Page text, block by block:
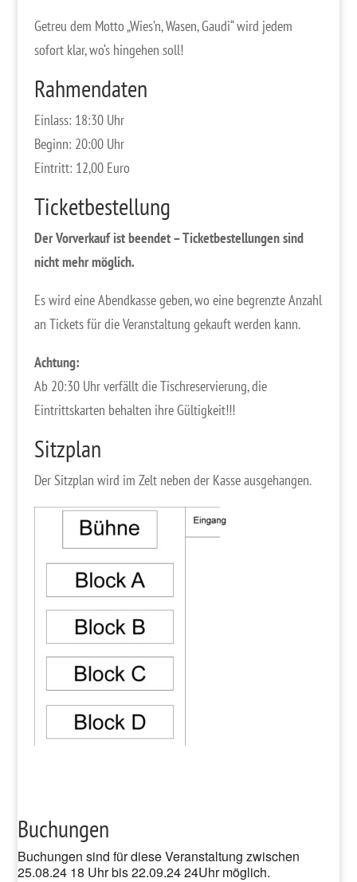
Getreu dem Motto „Wies’n, Wasen, Gaudi“ wird jedem
sofort klar, wo‘s hingehen soll!
Rahmendaten
Einlass: 18:30 Uhr
Beginn: 20:00 Uhr
Eintritt: 12,00 Euro
Ticketbestellung
Der Vorverkauf ist beendet – Ticketbestellungen sind
nicht mehr möglich.
Es wird eine Abendkasse geben, wo eine begrenzte Anzahl
an Tickets für die Veranstaltung gekauft werden kann.
Achtung:
Ab 20:30 Uhr verfällt die Tischreservierung, die
Eintrittskarten behalten ihre Gültigkeit!!!
Sitzplan
Der Sitzplan wird im Zelt neben der Kasse ausgehangen.
Buchungen
Buchungen sind für diese Veranstaltung zwischen
25.08.24 18 Uhr bis 22.09.24 24Uhr möglich.